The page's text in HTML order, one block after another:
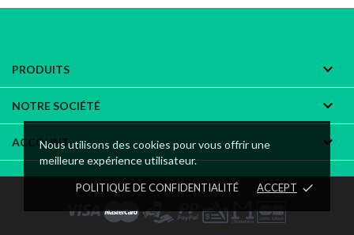
Nous utilisons des cookies pour vous offrir une
meilleure expérience utilisateur.
POLITIQUE DE CONFIDENTIALITÉ ACCEPT done
PRODUITS 
NOTRE SOCIÉTÉ 
ACCOUNT 